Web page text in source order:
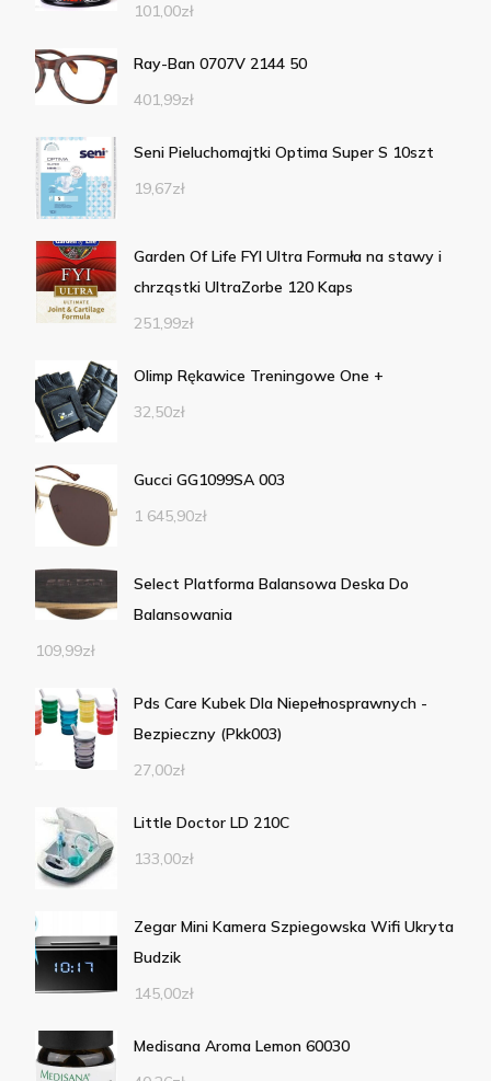
101,00zł
Ray-Ban 0707V 2144 50
401,99zł
Seni Pieluchomajtki Optima Super S 10szt
19,67zł
Garden Of Life FYI Ultra Formuła na stawy i
chrząstki UltraZorbe 120 Kaps
251,99zł
Olimp Rękawice Treningowe One +
32,50zł
Gucci GG1099SA 003
1 645,90zł
Select Platforma Balansowa Deska Do
Balansowania
109,99zł
Pds Care Kubek Dla Niepełnosprawnych -
Bezpieczny (Pkk003)
27,00zł
Little Doctor LD 210C
133,00zł
Zegar Mini Kamera Szpiegowska Wifi Ukryta
Budzik
145,00zł
Medisana Aroma Lemon 60030